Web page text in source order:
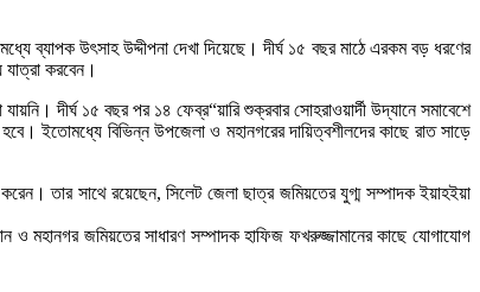
ব্যাপক উৎসাহ উদ্দীপনা দেখা দিয়েছে। দীর্ঘ ১৫ বছর মাঠে এরকম বড় ধরণের
করবেন।
দীর্ঘ ১৫ বছর পর ১৪ ফেব্র“য়ারি শুক্রবার সোহরাওয়ার্দী উদ্যানে সমাবেশে
ইতোমধ্যে বিভিন্ন উপজেলা ও মহানগরের দায়িত্বশীলদের কাছে রাত সাড়ে
তার সাথে রয়েছেন, সিলেট জেলা ছাত্র জমিয়তের যুগ্ম সম্পাদক ইয়াহইয়া
ও মহানগর জমিয়তের সাধারণ সম্পাদক হাফিজ ফখরুজ্জামানের কাছে যোগাযোগ